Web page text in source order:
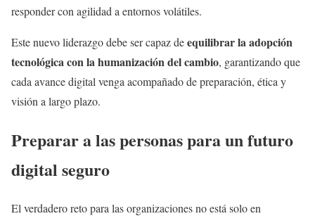
responder con agilidad a entornos volátiles.
Este nuevo liderazgo debe ser capaz deequilibrar la adopción
tecnológica con la humanización del cambio, garantizando que
cada avance digital venga acompañado de preparación, ética y
visión a largo plazo.
Preparar a las personas para un futuro
digital seguro
El verdadero reto para las organizaciones no está solo en